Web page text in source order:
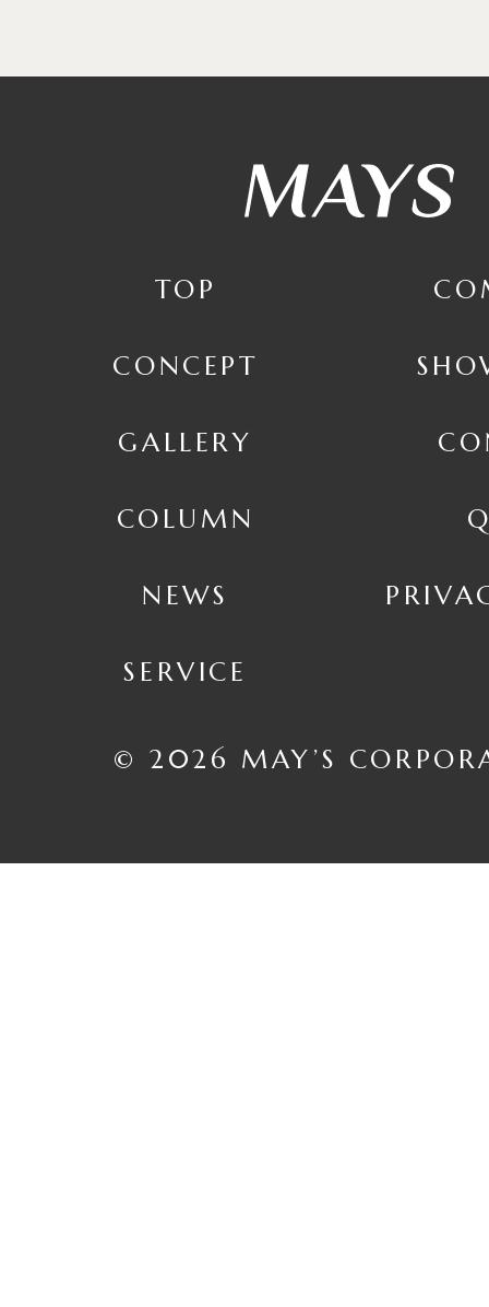
TOP
CONCEPT
GALLERY
COLUMN
NEWS
SERVICE
© 2026 MAY’S